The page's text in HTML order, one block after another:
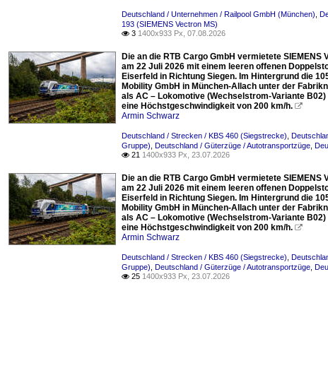
Deutschland / Unternehmen / Railpool GmbH (München)
193 (SIEMENS Vectron MS)
 3 1400x933 Px, 07.08.2026
Die an die RTB Cargo GmbH vermietete
am 22 Juli 2026 mit einem leeren offenen
Eiserfeld in Richtung Siegen. Im Hintergrund die
Mobility GmbH in München-Allach unter der
als AC – Lokomotive (Wechselstrom-Variante
eine Höchstgeschwindigkeit von 200 km/h. 
Armin Schwarz
Deutschland / Strecken / KBS 460 (Siegstrecke)
Gruppe) Deutschland / Güterzüge / Autotransportzüge
 21 1400x933 Px, 23.07.2026
Die an die RTB Cargo GmbH vermietete
am 22 Juli 2026 mit einem leeren offenen
Eiserfeld in Richtung Siegen. Im Hintergrund die
Mobility GmbH in München-Allach unter der
als AC – Lokomotive (Wechselstrom-Variante
eine Höchstgeschwindigkeit von 200 km/h. 
Armin Schwarz
Deutschland / Strecken / KBS 460 (Siegstrecke)
Gruppe) Deutschland / Güterzüge / Autotransportzüge
 25 1400x933 Px, 23.07.2026